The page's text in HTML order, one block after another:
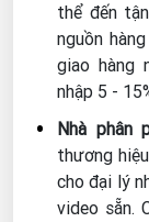
thể đến
nguồn
giao hàng
nhập 5 -
Nhà phân
thương
cho đại lý
video sẵn.